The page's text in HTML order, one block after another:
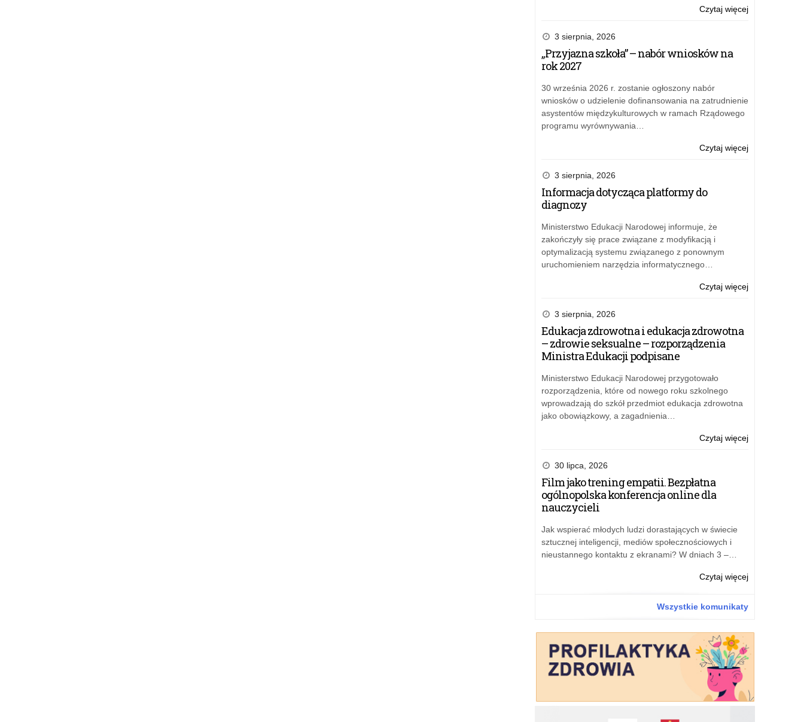
Czytaj więcejo:
3 sierpnia, 2026
„Przyjazna szkoła” – nabór wniosków na
rok 2027
30 września 2026 r. zostanie ogłoszony nabór
wniosków o udzielenie dofinansowania na zatrudnienie
asystentów międzykulturowych w ramach Rządowego
programu wyrównywania…
Czytaj więcejo:
3 sierpnia, 2026
Informacja dotycząca platformy do
diagnozy
Ministerstwo Edukacji Narodowej informuje, że
zakończyły się prace związane z modyfikacją i
optymalizacją systemu związanego z ponownym
uruchomieniem narzędzia informatycznego…
Czytaj więcejo:
3 sierpnia, 2026
Edukacja zdrowotna i edukacja zdrowotna
– zdrowie seksualne – rozporządzenia
Ministra Edukacji podpisane
Ministerstwo Edukacji Narodowej przygotowało
rozporządzenia, które od nowego roku szkolnego
wprowadzają do szkół przedmiot edukacja zdrowotna
jako obowiązkowy, a zagadnienia…
Czytaj więcejo:
30 lipca, 2026
Film jako trening empatii. Bezpłatna
ogólnopolska konferencja online dla
nauczycieli
Jak wspierać młodych ludzi dorastających w świecie
sztucznej inteligencji, mediów społecznościowych i
nieustannego kontaktu z ekranami? W dniach 3 –…
Czytaj więcejo:
Wszystkie komunikaty